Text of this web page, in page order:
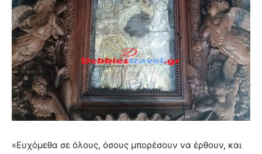
«Ευχόμεθα σε όλους, όσους μπορέσουν να έρθουν, και